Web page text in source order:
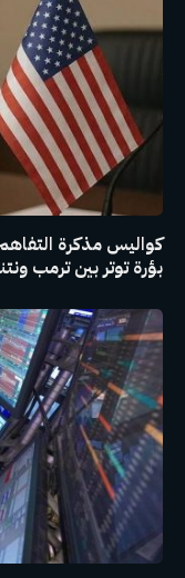
كواليس مذكرة التفاهم
بؤرة توتر بين ترمب